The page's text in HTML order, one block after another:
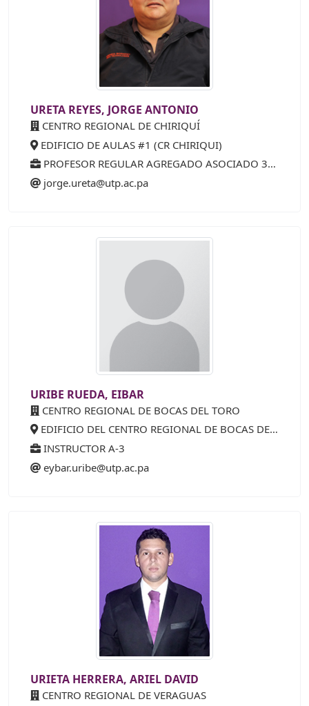
URETA REYES, JORGE ANTONIO
CENTRO REGIONAL DE CHIRIQUÍ
EDIFICIO DE AULAS #1 (CR CHIRIQUI)
PROFESOR REGULAR AGREGADO ASOCIADO 35 AÑOS (75%)
jorge.ureta@utp.ac.pa
URIBE RUEDA, EIBAR
CENTRO REGIONAL DE BOCAS DEL TORO
EDIFICIO DEL CENTRO REGIONAL DE BOCAS DEL TORO
INSTRUCTOR A-3
eybar.uribe@utp.ac.pa
URIETA HERRERA, ARIEL DAVID
CENTRO REGIONAL DE VERAGUAS